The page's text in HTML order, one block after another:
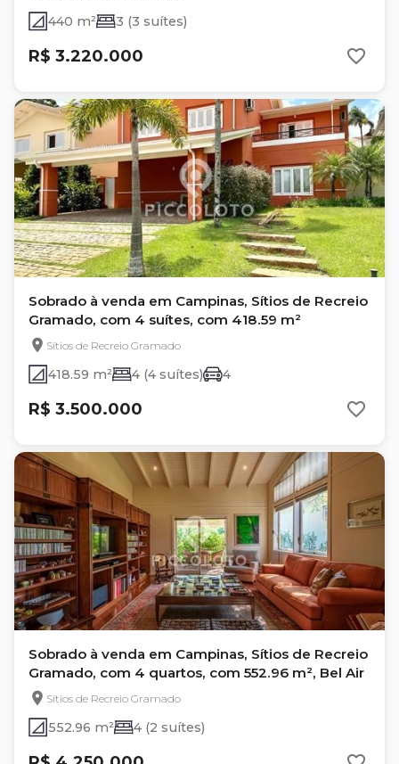
440 m² 3 (3 suítes)
R$ 3.220.000
Sobrado à venda em Campinas, Sítios de Recreio
Gramado, com 4 suítes, com 418.59 m²
Sítios de Recreio Gramado
418.59 m² 4 (4 suítes) 4
R$ 3.500.000
Sobrado à venda em Campinas, Sítios de Recreio
Gramado, com 4 quartos, com 552.96 m², Bel Air
Sítios de Recreio Gramado
552.96 m² 4 (2 suítes)